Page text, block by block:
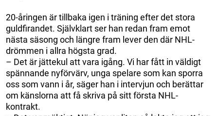
20-åringen är tillbaka igen i träning efter det stora
guldfirandet. Självklart ser han redan fram emot
nästa säsong och längre fram lever den där NHL-
drömmen i allra högsta grad.
– Det är jättekul att vara igång. Vi har fått in väldigt
spännande nyförvärv, unga spelare som kan sporra
oss som vann i år, säger han i intervjun och berättar
om känslorna att få skriva på sitt första NHL-
kontrakt.